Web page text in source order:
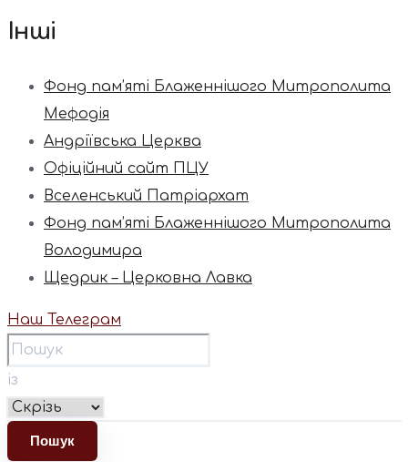
Інші
Фонд пам’яті Блаженнішого Митрополита
Мефодія
Андріївська Церква
Офіційний сайт ПЦУ
Вселенський Патріархат
Фонд пам’яті Блаженнішого Митрополита
Володимира
Щедрик – Церковна Лавка
Наш Телеграм
із